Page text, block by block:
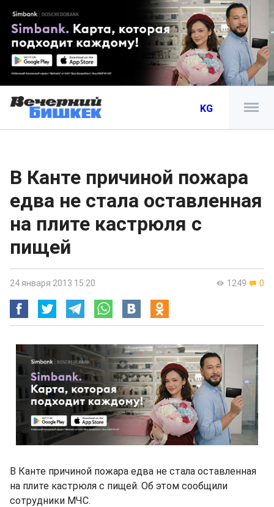
KG
В Канте причиной пожара
едва не стала оставленная
на плите кастрюля с
пищей
1249 0
24 января 2013 15:20
В Канте причиной пожара едва не стала оставленная
на плите кастрюля с пищей. Об этом сообщили
сотрудники МЧС.